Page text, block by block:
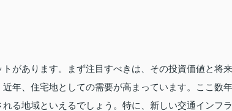
があります。まず注目すべきは、その投資価値と将来
年、住宅地としての需要が高まっています。ここ数年
る地域といえるでしょう。特に、新しい交通インフラ